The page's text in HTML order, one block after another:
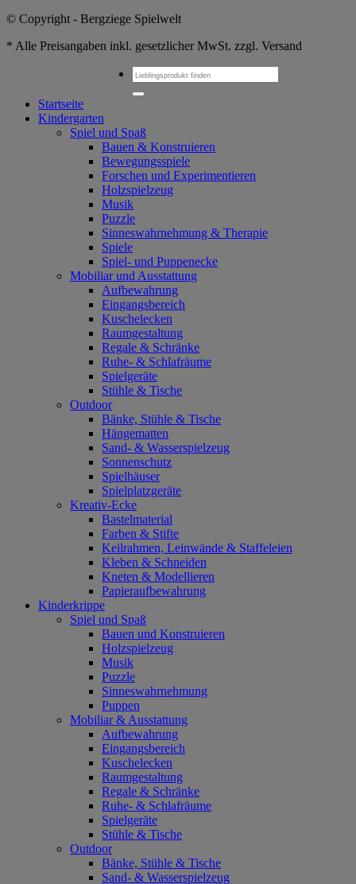
© Copyright - Bergziege Spielwelt
* Alle Preisangaben inkl. gesetzlicher MwSt. zzgl. Versand
Suchen
nach:
Startseite
Kindergarten
Spiel und Spaß
Bauen & Konstruieren
Bewegungsspiele
Forschen und Experimentieren
Holzspielzeug
Musik
Puzzle
Sinneswahrnehmung & Therapie
Spiele
Spiel- und Puppenecke
Mobiliar und Ausstattung
Aufbewahrung
Eingangsbereich
Kuschelecken
Raumgestaltung
Regale & Schränke
Ruhe- & Schlafräume
Spielgeräte
Stühle & Tische
Outdoor
Bänke, Stühle & Tische
Hängematten
Sand- & Wasserspielzeug
Sonnenschutz
Spielhäuser
Spielplatzgeräte
Kreativ-Ecke
Bastelmaterial
Farben & Stifte
Keilrahmen, Leinwände & Staffeleien
Kleben & Schneiden
Kneten & Modellieren
Papieraufbewahrung
Kinderkrippe
Spiel und Spaß
Bauen und Konstruieren
Holzspielzeug
Musik
Puzzle
Sinneswahrnehmung
Puppen
Mobiliar & Ausstattung
Aufbewahrung
Eingangsbereich
Kuschelecken
Raumgestaltung
Regale & Schränke
Ruhe- & Schlafräume
Spielgeräte
Stühle & Tische
Outdoor
Bänke, Stühle & Tische
Sand- & Wasserspielzeug